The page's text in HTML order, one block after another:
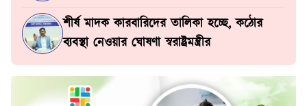
শীর্ষ মাদক কারবারিদের তালিকা হচ্ছে, কঠোর
ব্যবস্থা নেওয়ার ঘোষণা স্বরাষ্ট্রমন্ত্রীর